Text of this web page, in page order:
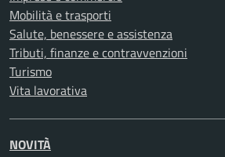
Mobilità e trasporti
Salute, benessere e assistenza
Tributi, finanze e contravvenzioni
Turismo
Vita lavorativa
NOVITÀ